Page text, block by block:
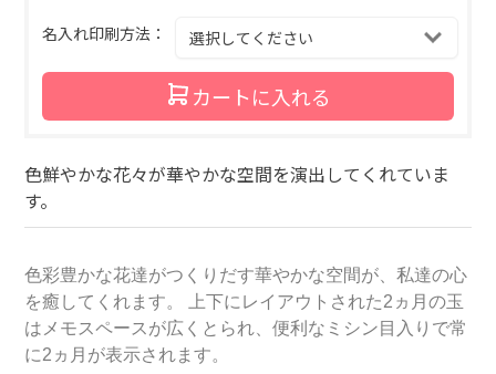
名入れ印刷方法：
カートに入れる
色鮮やかな花々が華やかな空間を演出してくれていま
す。
色彩豊かな花達がつくりだす華やかな空間が、私達の心
を癒してくれます。 上下にレイアウトされた2ヵ月の玉
はメモスペースが広くとられ、便利なミシン目入りで常
に2ヵ月が表示されます。